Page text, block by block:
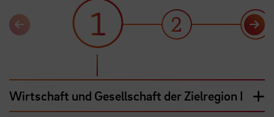
1 2 3
Wirtschaft und Gesellschaft der Zielregion I